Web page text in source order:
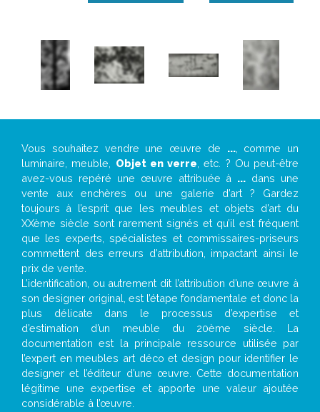
Vous souhaitez vendre une œuvre de ..., comme un
luminaire, meuble, Objet en verre , etc. ? Ou peut-être
avez-vous repéré une œuvre attribuée à ... dans une
vente aux enchères ou une galerie d’art ? Gardez
toujours à l’esprit que les meubles et objets d’art du
XXème siècle sont rarement signés et qu’il est fréquent
que les experts, spécialistes et commissaires-priseurs
commettent des erreurs d’attribution, impactant ainsi le
prix de vente.
L’identification, ou autrement dit l’attribution d’une œuvre à
son designer original, est l’étape fondamentale et donc la
plus délicate dans le processus d’expertise et
d’estimation d’un meuble du 20ème siècle. La
documentation est la principale ressource utilisée par
l’expert en meubles art déco et design pour identifier le
designer et l’éditeur d’une œuvre. Cette documentation
légitime une expertise et apporte une valeur ajoutée
considérable à l’œuvre.